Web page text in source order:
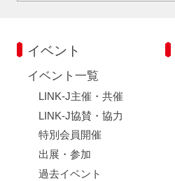
イベント
イベント一覧
LINK-J主催・共催
LINK-J協賛・協力
特別会員開催
出展・参加
過去イベント